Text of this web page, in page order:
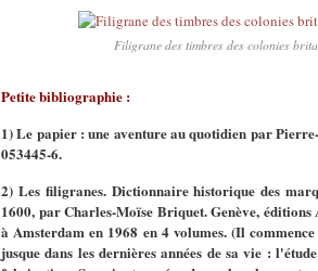
Filigrane des timbres des colonies
Petite bibliographie :
1) Le papier : une aventure au quotidien par
053445-6.
2) Les filigranes. Dictionnaire historique des
1600, par Charles-Moïse Briquet. Genève,
à Amsterdam en 1968 en 4 volumes. (Il
jusque dans les dernières années de sa vie :